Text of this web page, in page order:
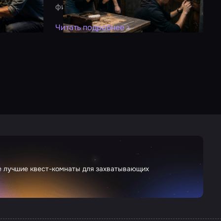
финала – разбираем по шагам
Читать подробнее
квест-комнаты для захватывающих